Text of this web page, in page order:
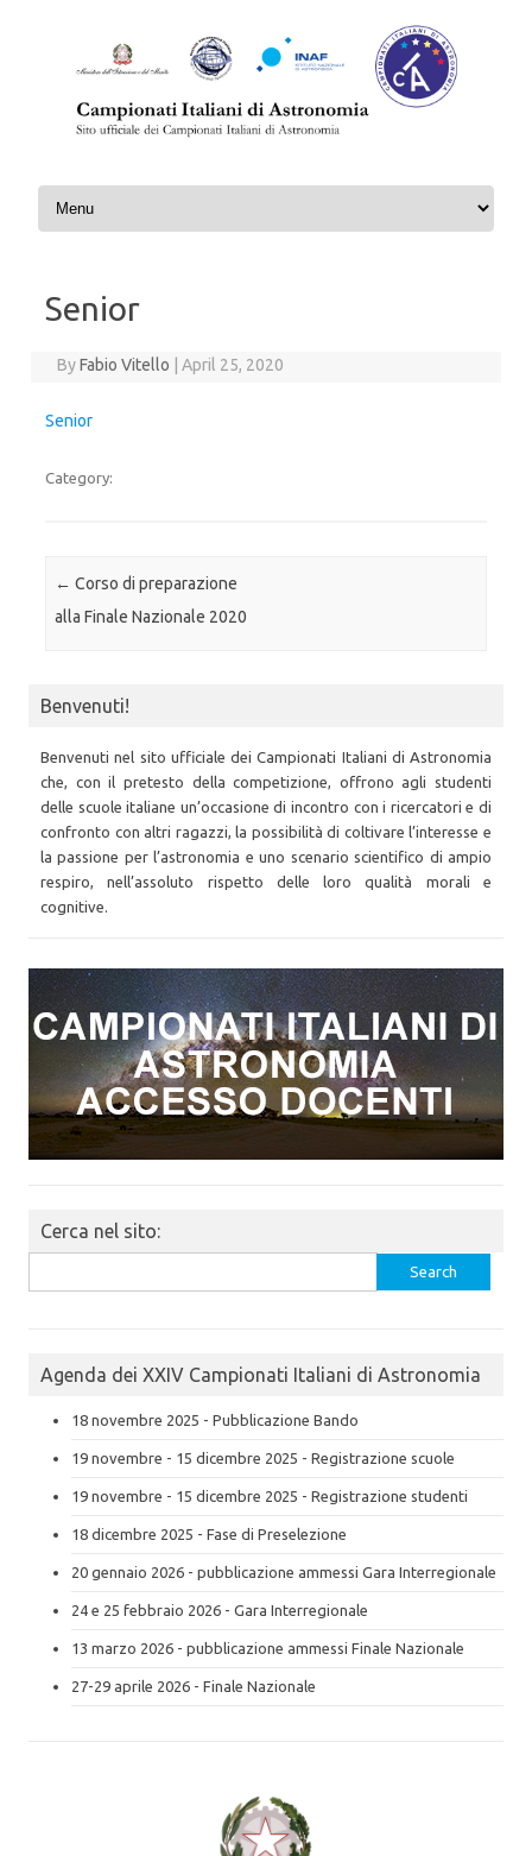
Skip to content
Senior
ByFabio Vitello April 25, 2020
Senior
Category:
Post navigation
← Corso di preparazione
alla Finale Nazionale 2020
Benvenuti!
Benvenuti nel sito ufficiale dei Campionati Italiani di Astronomia
che, con il pretesto della competizione, offrono agli studenti
delle scuole italiane un’occasione di incontro con i ricercatori e di
confronto con altri ragazzi, la possibilità di coltivare l’interesse e
la passione per l’astronomia e uno scenario scientifico di ampio
respiro, nell’assoluto rispetto delle loro qualità morali e
cognitive.
Cerca nel sito:
for:
Agenda dei XXIV Campionati Italiani di Astronomia
18 novembre 2025 - Pubblicazione Bando
19 novembre - 15 dicembre 2025 - Registrazione scuole
19 novembre - 15 dicembre 2025 - Registrazione studenti
18 dicembre 2025 - Fase di Preselezione
20 gennaio 2026 - pubblicazione ammessi Gara Interregionale
24 e 25 febbraio 2026 - Gara Interregionale
13 marzo 2026 - pubblicazione ammessi Finale Nazionale
27-29 aprile 2026 - Finale Nazionale